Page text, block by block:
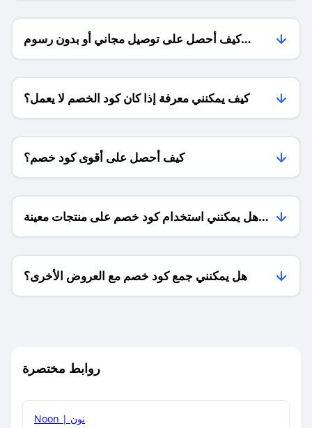
كيف أحصل على توصيل مجاني أو بدون رسوم
الشحن ؟
كيف يمكنني معرفة إذا كان كود الخصم لا يعمل؟
كيف أحصل على أقوى كود خصم؟
هل يمكنني استخدام كود خصم على منتجات معينة
فقط؟
هل يمكنني جمع كود خصم مع العروض الأخرى؟
روابط مختصرة
Noon | نون